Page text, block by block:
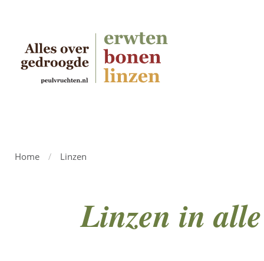
Home / Linzen
Linzen in